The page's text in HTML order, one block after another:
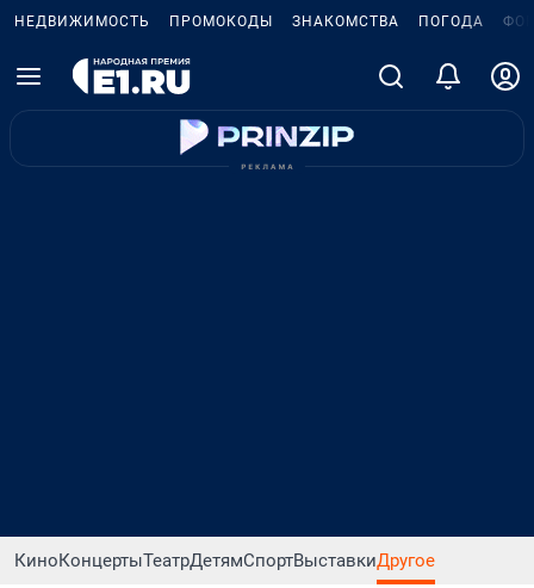
НЕДВИЖИМОСТЬ ПРОМОКОДЫ ЗНАКОМСТВА ПОГОДА
КиноКонцертыТеатрДетямСпортВыставкиДругое